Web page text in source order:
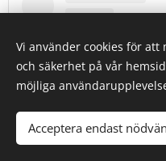
Vi använder cookies för
och säkerhet på vår
möjliga
Acceptera endast